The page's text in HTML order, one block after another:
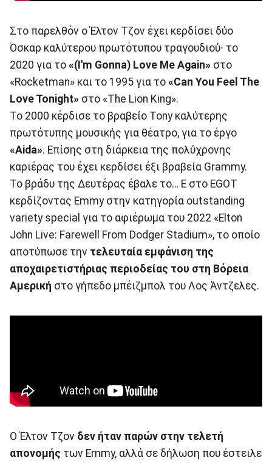
Στο παρελθόν ο Έλτον Τζον έχει κερδίσει δύο
Όσκαρ καλύτερου πρωτότυπου τραγουδιού∙ το
2020 για το «(I'm Gonna) Love Me Again» στο
«Rocketman» και το 1995 για το «Can You Feel The
Love Tonight» στο «The Lion King».
Το 2000 κέρδισε το βραβείο Tony καλύτερης
πρωτότυπης μουσικής για θέατρο, για το έργο
«Aida». Επίσης στη διάρκεια της πολύχρονης
καριέρας του έχει κερδίσει έξι βραβεία Grammy.
Το βράδυ της Δευτέρας έβαλε το… E στο EGOT
κερδίζοντας Emmy στην κατηγορία outstanding
variety special για το αφιέρωμα του 2022 «Elton
John Live: Farewell From Dodger Stadium», το οποίο
αποτύπωσε την τελευταία εμφάνιση της
αποχαιρετιστήριας περιοδείας του στη Βόρεια
Αμερική στο γήπεδο μπέιζμπολ του Λος Άντζελες.
Ο Έλτον Τζον δεν ήταν παρών στην τελετή
απονομής των Emmy, αλλά σε δήλωση που έστειλε